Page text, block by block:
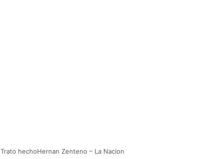
hechoHernan Zenteno – La Nacion